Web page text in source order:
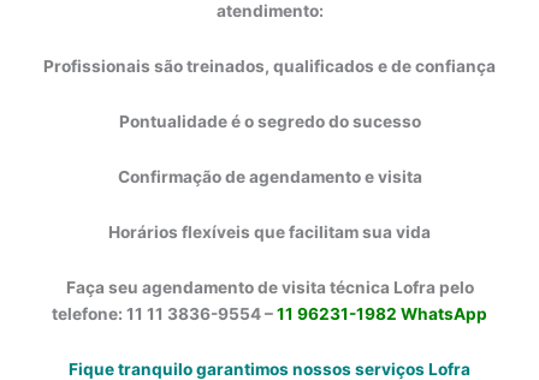
atendimento:
Profissionais são treinados, qualificados e de confiança
Pontualidade é o segredo do sucesso
Confirmação de agendamento e visita
Horários flexíveis que facilitam sua vida
Faça seu agendamento de visita técnica Lofra pelo
telefone: 11 11 3836-9554 –11 96231-1982 WhatsApp
Fique tranquilo garantimos nossos serviços Lofra